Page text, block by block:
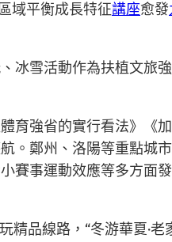
域平衡成長特征講座愈發
冰雪活動作為扶植文旅
育強省的實行看法》《
。鄭州、洛陽等重點城
賽事運動效應等多方面
品線路，“冬游華夏·老